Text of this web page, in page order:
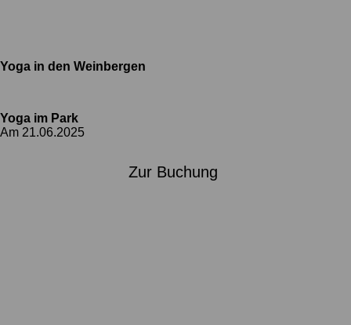
Yoga in den Weinbergen
Yoga im Park
Am 21.06.2025
Zur Buchung